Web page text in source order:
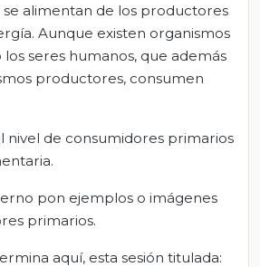
alimentan de los productores
Aunque existen organismos
seres humanos, que además
productores, consumen
nivel de consumidores primarios
pon ejemplos o imágenes
primarios.
aquí, esta sesión titulada: